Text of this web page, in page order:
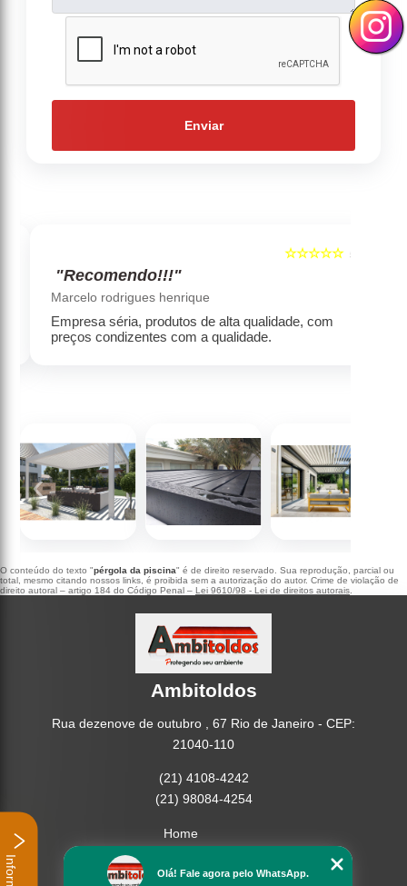
Enviar
5
☆☆☆☆☆
"Recomendo!!!"
Marcelo rodrigues henrique
Empresa séria, produtos de alta qualidade, com
preços condizentes com a qualidade.
‹
O conteúdo do texto "pérgola da piscina" é de direito reservado. Sua reprodução, parcial ou
total, mesmo citando nossos links, é proibida sem a autorização do autor. Crime de violação de
direito autoral – artigo 184 do Código Penal – Lei 9610/98 - Lei de direitos autorais
Ambitoldos
Rua dezenove de outubro , 67 Rio de Janeiro - CEP:
21040-110
(21) 4108-4242
(21) 98084-4254
Home
Missão
Olá! Fale agora pelo WhatsApp.